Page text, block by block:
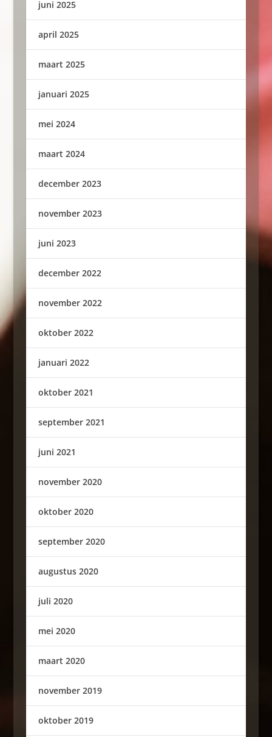
juni 2025
april 2025
maart 2025
januari 2025
mei 2024
maart 2024
december 2023
november 2023
juni 2023
december 2022
november 2022
oktober 2022
januari 2022
oktober 2021
september 2021
juni 2021
november 2020
oktober 2020
september 2020
augustus 2020
juli 2020
mei 2020
maart 2020
november 2019
oktober 2019